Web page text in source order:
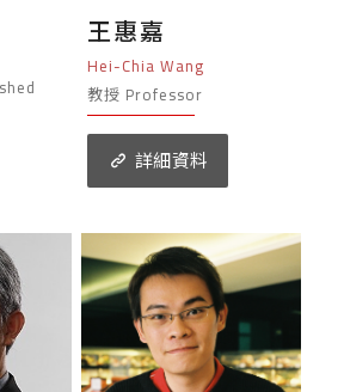
王惠嘉
Hei-Chia Wang
教授 Professor
詳細資料